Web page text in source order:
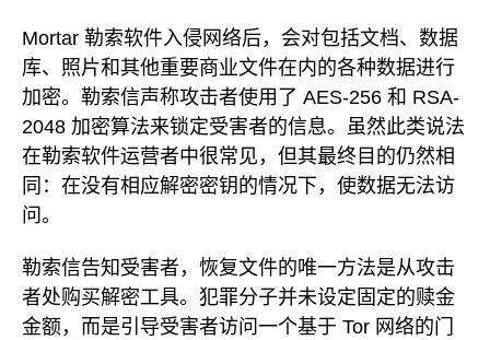
Mortar 勒索软件入侵网络后，会对包括文档、数据
库、照片和其他重要商业文件在内的各种数据进行
加密。勒索信声称攻击者使用了 AES-256 和 RSA-
2048 加密算法来锁定受害者的信息。虽然此类说法
在勒索软件运营者中很常见，但其最终目的仍然相
同：在没有相应解密密钥的情况下，使数据无法访
问。
勒索信告知受害者，恢复文件的唯一方法是从攻击
者处购买解密工具。犯罪分子并未设定固定的赎金
金额，而是引导受害者访问一个基于 Tor 网络的门